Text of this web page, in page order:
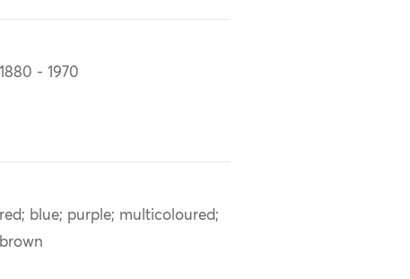
1880 - 1970
red; blue; purple; multicoloured;
brown